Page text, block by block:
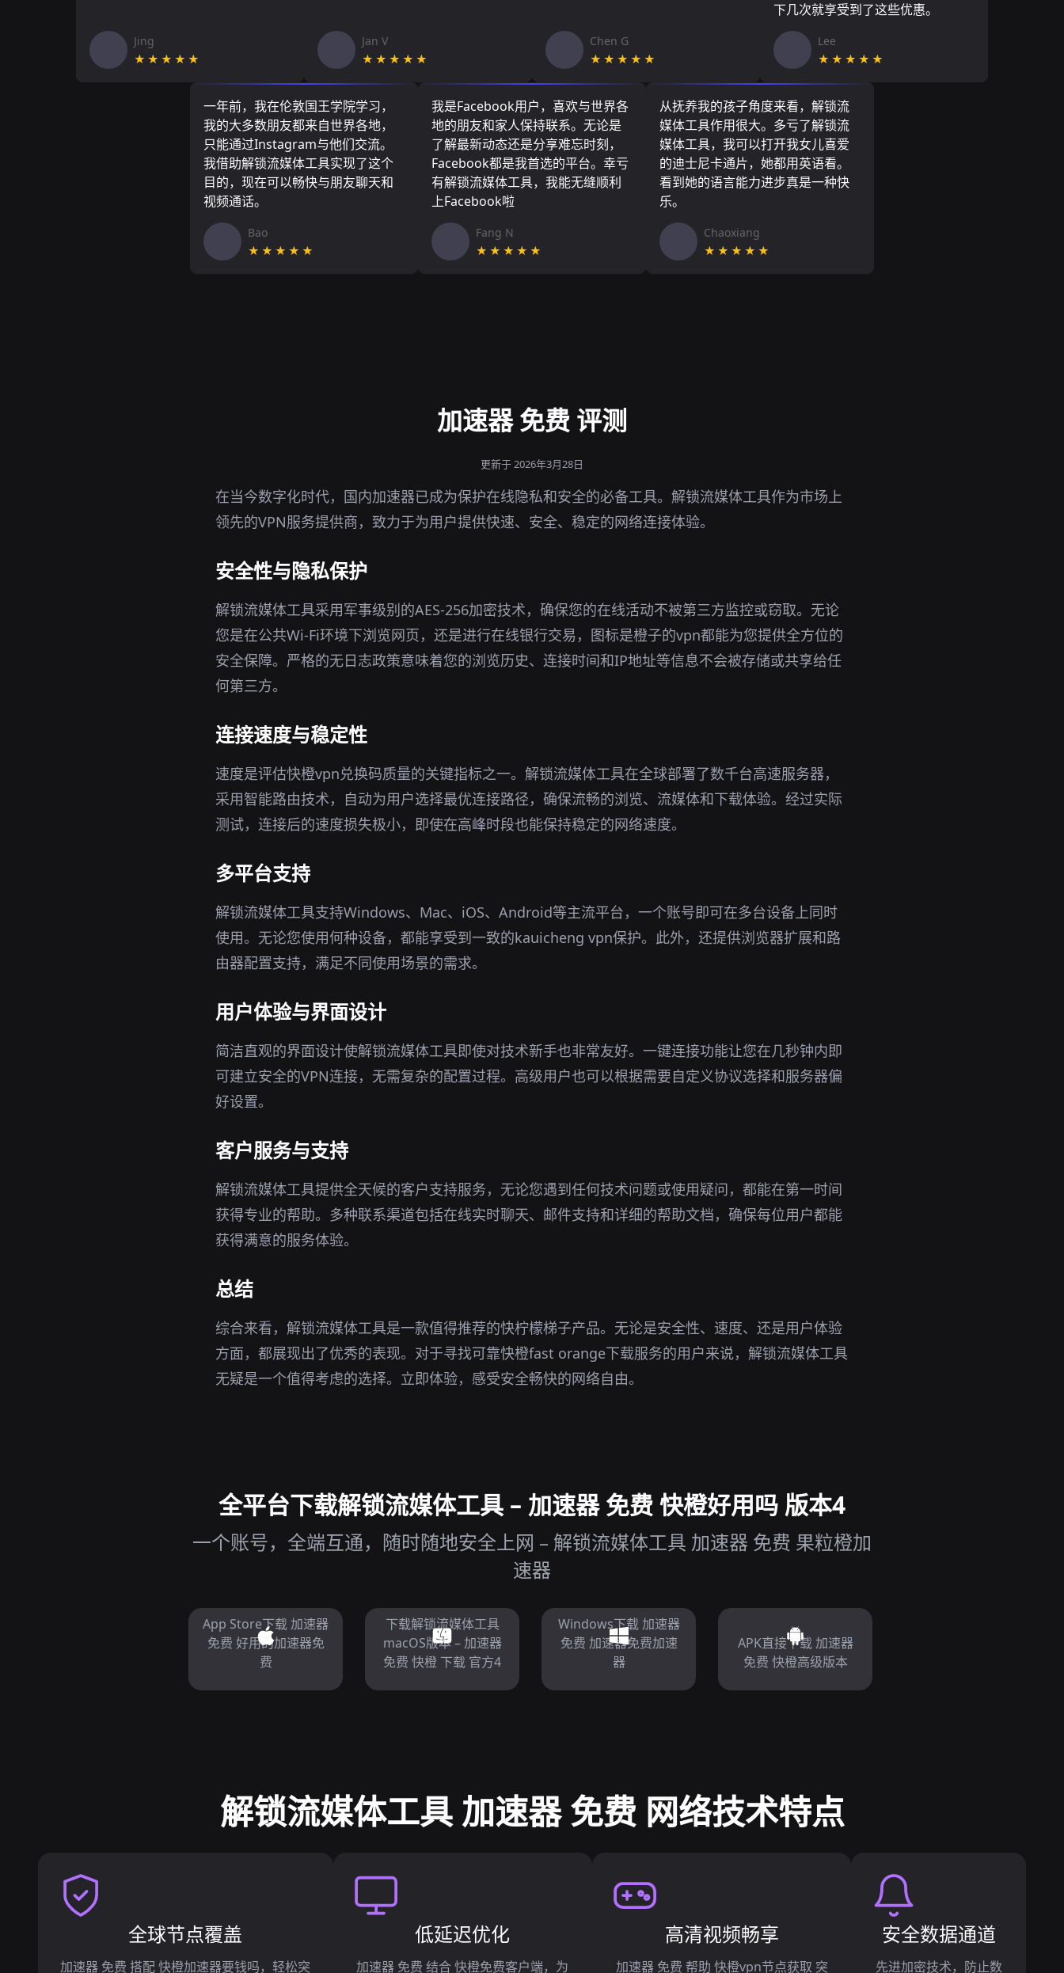
Jing
★★★★★
Jan V
★★★★★
Chen G
★★★★★
下几次就享受到了这些优惠。
Lee
★★★★★
一年前，我在伦敦国王学院学习，
我的大多数朋友都来自世界各地，
只能通过Instagram与他们交流。
我借助解锁流媒体工具实现了这个
目的，现在可以畅快与朋友聊天和
视频通话。
Bao
★★★★★
我是Facebook用户，喜欢与世界各
地的朋友和家人保持联系。无论是
了解最新动态还是分享难忘时刻，
Facebook都是我首选的平台。幸亏
有解锁流媒体工具，我能无缝顺利
上Facebook啦
Fang N
★★★★★
从抚养我的孩子角度来看，解锁流
媒体工具作用很大。多亏了解锁流
媒体工具，我可以打开我女儿喜爱
的迪士尼卡通片，她都用英语看。
看到她的语言能力进步真是一种快
乐。
Chaoxiang
★★★★★
加速器 免费 评测
更新于 2026年3月28日
在当今数字化时代，国内加速器已成为保护在线隐私和安全的必备工具。解锁流媒体工具作为市场上
领先的VPN服务提供商，致力于为用户提供快速、安全、稳定的网络连接体验。
安全性与隐私保护
解锁流媒体工具采用军事级别的AES-256加密技术，确保您的在线活动不被第三方监控或窃取。无论
您是在公共Wi-Fi环境下浏览网页，还是进行在线银行交易，图标是橙子的vpn都能为您提供全方位的
安全保障。严格的无日志政策意味着您的浏览历史、连接时间和IP地址等信息不会被存储或共享给任
何第三方。
连接速度与稳定性
速度是评估快橙vpn兑换码质量的关键指标之一。解锁流媒体工具在全球部署了数千台高速服务器，
采用智能路由技术，自动为用户选择最优连接路径，确保流畅的浏览、流媒体和下载体验。经过实际
测试，连接后的速度损失极小，即使在高峰时段也能保持稳定的网络速度。
多平台支持
解锁流媒体工具支持Windows、Mac、iOS、Android等主流平台，一个账号即可在多台设备上同时
使用。无论您使用何种设备，都能享受到一致的kauicheng vpn保护。此外，还提供浏览器扩展和路
由器配置支持，满足不同使用场景的需求。
用户体验与界面设计
简洁直观的界面设计使解锁流媒体工具即使对技术新手也非常友好。一键连接功能让您在几秒钟内即
可建立安全的VPN连接，无需复杂的配置过程。高级用户也可以根据需要自定义协议选择和服务器偏
好设置。
客户服务与支持
解锁流媒体工具提供全天候的客户支持服务，无论您遇到任何技术问题或使用疑问，都能在第一时间
获得专业的帮助。多种联系渠道包括在线实时聊天、邮件支持和详细的帮助文档，确保每位用户都能
获得满意的服务体验。
总结
综合来看，解锁流媒体工具是一款值得推荐的快柠檬梯子产品。无论是安全性、速度、还是用户体验
方面，都展现出了优秀的表现。对于寻找可靠快橙fast orange下载服务的用户来说，解锁流媒体工具
无疑是一个值得考虑的选择。立即体验，感受安全畅快的网络自由。
全平台下载解锁流媒体工具 – 加速器 免费 快橙好用吗 版本4
一个账号，全端互通，随时随地安全上网 – 解锁流媒体工具 加速器 免费 果粒橙加
速器
App Store下载 加速器
免费 好用的加速器免
费
下载解锁流媒体工具
macOS版本 – 加速器
免费 快橙 下载 官方4
Windows下载 加速器
免费 加速器免费加速
器
APK直接下载 加速器
免费 快橙高级版本
解锁流媒体工具 加速器 免费 网络技术特点
全球节点覆盖
加速器 免费 搭配 快橙加速器要钱吗，轻松突
低延迟优化
加速器 免费 结合 快橙免费客户端，为
高清视频畅享
加速器 免费 帮助 快橙vpn节点获取 突
安全数据通道
先进加密技术，防止数